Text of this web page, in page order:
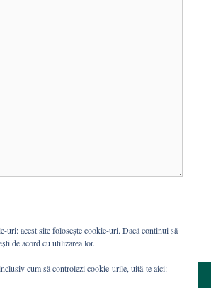
uri: acest site folosește cookie-uri. Dacă continui să
de acord cu utilizarea lor.
cum să controlezi cookie-urile, uită-te aici: